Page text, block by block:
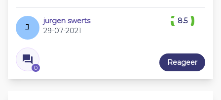
J
jurgen swerts
29-07-2021
0
8.5
Reageer